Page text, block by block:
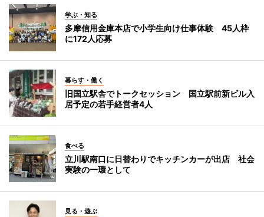
学ぶ・知る
多摩信用金庫本店で小学生向け仕事体験 45人枠
に172人応募
暮らす・働く
旧国立駅舎でトークセッション 国立駅前新ビル入
居予定の若手経営者4人
食べる
立川駅南口に日替わりでキッチンカーが出店 社会
実験の一環として
見る・遊ぶ